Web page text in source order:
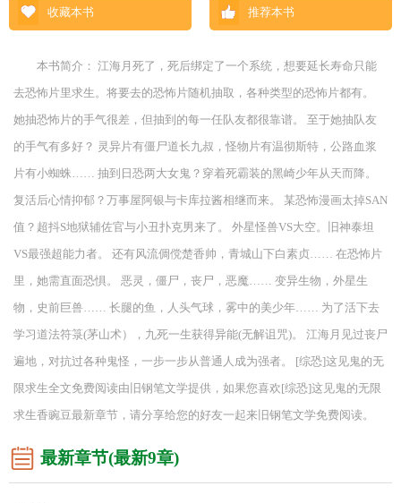
收藏本书 推荐本书
本书简介： 江海月死了，死后绑定了一个系统，想要延长寿命只能
去恐怖片里求生。将要去的恐怖片随机抽取，各种类型的恐怖片都有。
她抽恐怖片的手气很差，但抽到的每一任队友都很靠谱。 至于她抽队友
的手气有多好？ 灵异片有僵尸道长九叔，怪物片有温彻斯特，公路血浆
片有小蜘蛛…… 抽到日恐两大女鬼？穿着死霸装的黑崎少年从天而降。
复活后心情抑郁？万事屋阿银与卡库拉酱相继而来。 某恐怖漫画太掉SAN
值？超抖S地狱辅佐官与小丑扑克男来了。 外星怪兽VS大空。旧神泰坦
VS最强超能力者。 还有风流倜傥楚香帅，青城山下白素贞…… 在恐怖片
里，她需直面恐惧。 恶灵，僵尸，丧尸，恶魔…… 变异生物，外星生
物，史前巨兽…… 长腿的鱼，人头气球，雾中的美少年…… 为了活下去
学习道法符箓(茅山术），九死一生获得异能(无解诅咒)。 江海月见过丧尸
遍地，对抗过各种鬼怪，一步一步从普通人成为强者。 [综恐]这见鬼的无
限求生全文免费阅读由旧钢笔文学提供，如果您喜欢[综恐]这见鬼的无限
求生香豌豆最新章节，请分享给您的好友一起来旧钢笔文学免费阅读。
最新章节(最新9章)